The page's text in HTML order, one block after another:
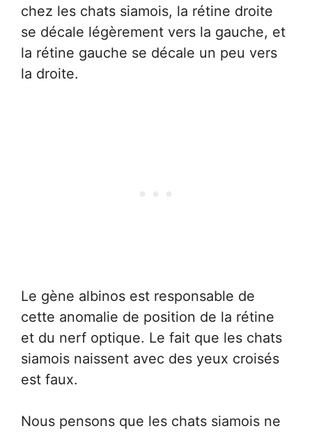
chez les chats siamois, la rétine droite
se décale légèrement vers la gauche, et
la rétine gauche se décale un peu vers
la droite.
Le gène albinos est responsable de
cette anomalie de position de la rétine
et du nerf optique. Le fait que les chats
siamois naissent avec des yeux croisés
est faux.
Nous pensons que les chats siamois ne